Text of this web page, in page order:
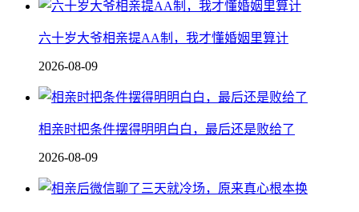
六十岁大爷相亲提AA制，我才懂婚姻里算计
2026-08-09
相亲时把条件摆得明明白白，最后还是败给了
2026-08-09